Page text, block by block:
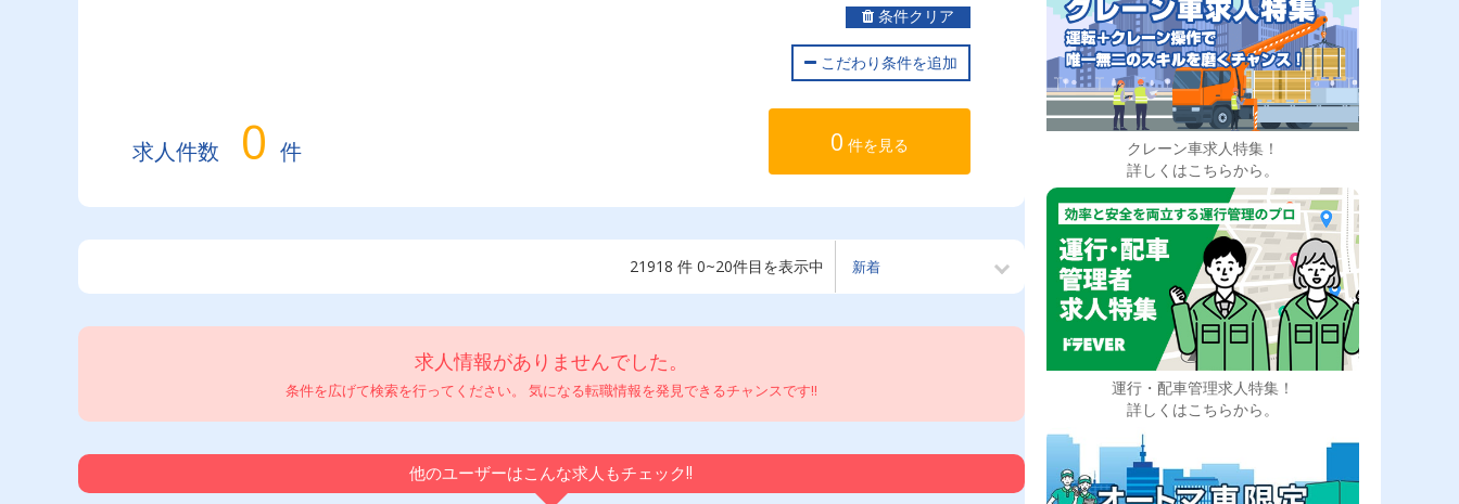
条件クリア
こだわり条件を追加
求人件数 0 件 0 件を見る
21918 件 0~20件目を表示中
求人情報がありませんでした。
条件を広げて検索を行ってください。 気になる転職情報を発見できるチャンスです!!
他のユーザーはこんな求人もチェック!!
クレーン車求人特集！
詳しくはこちらから。
運行・配車管理求人特集！
詳しくはこちらから。